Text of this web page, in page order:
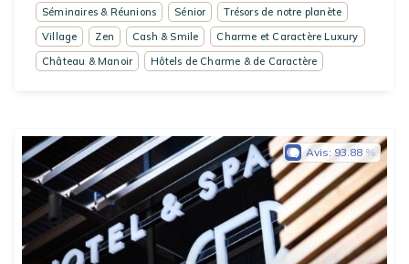
Séminaires & Réunions
Sénior
Trésors de notre planète
Village
Zen Cash & Smile
Charme et Caractère Luxury
Château & Manoir
Hôtels de Charme & de Caractère
Avis: 93.88